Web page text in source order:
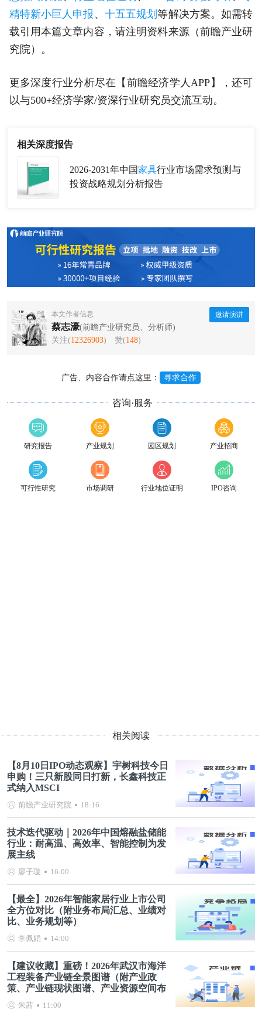
精特新小巨人申报 、 十五五规划等解决方案。如需转
载引用本篇文章内容，请注明资料来源（前瞻产业研
究院）。
更多深度行业分析尽在【前瞻经济学人APP】，还可
以与500+经济学家/资深行业研究员交流互动。
相关深度报告
2026-2031年中国家具行业市场需求预测与
投资战略规划分析报告
本文作者信息
蔡志濠(前瞻产业研究员、分析师)
关注(12326903) 赞(148)
邀请演讲
广告、内容合作请点这里： 寻求合作
咨询·服务
研究报告 产业规划 园区规划 产业招商
可行性研究 市场调研 行业地位证明 IPO咨询
相关阅读
【8月10日IPO动态观察】宇树科技今日
申购！三只新股同日打新，长鑫科技正
式纳入MSCI
前瞻产业研究院 18:16
技术迭代驱动｜2026年中国熔融盐储能
行业：耐高温、高效率、智能控制为发
展主线
廖子璇 16:00
【最全】2026年智能家居行业上市公司
全方位对比（附业务布局汇总、业绩对
比、业务规划等）
李佩娟 14:00
【建议收藏】重磅！2026年武汉市海洋
工程装备产业链全景图谱（附产业政
策、产业链现状图谱、产业资源空间布
局、产业链发展规划）
朱茜 11:00